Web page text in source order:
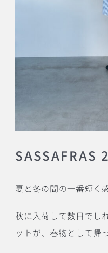
SASSAFRAS
夏と冬の間の一番短く
秋に入荷して数日でし
ットが、春物として帰